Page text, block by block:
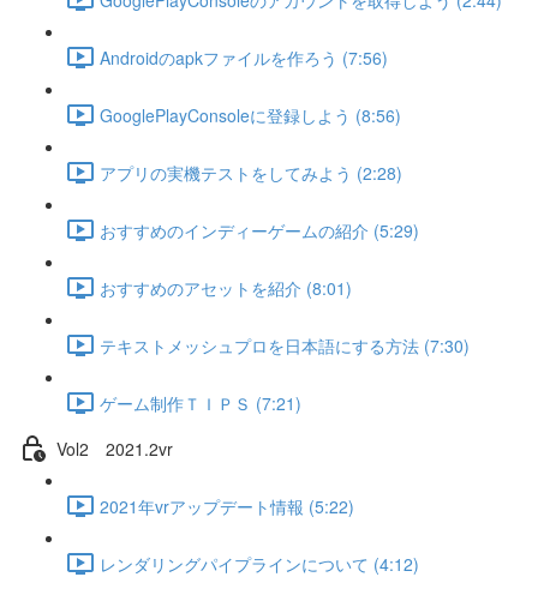
Androidのapkファイルを作ろう (7:56)
GooglePlayConsoleに登録しよう (8:56)
アプリの実機テストをしてみよう (2:28)
おすすめのインディーゲームの紹介 (5:29)
おすすめのアセットを紹介 (8:01)
テキストメッシュプロを日本語にする方法 (7:30)
ゲーム制作ＴＩＰＳ (7:21)
Vol2 2021.2vr
2021年vrアップデート情報 (5:22)
レンダリングパイプラインについて (4:12)